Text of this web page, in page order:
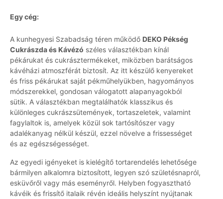
Egy cég:
A kunhegyesi Szabadság téren működő DEKO Pékség
Cukrászda és Kávézó széles választékban kínál
pékárukat és cukrásztermékeket, miközben barátságos
kávéházi atmoszférát biztosít. Az itt készülő kenyereket
és friss pékárukat saját pékműhelyükben, hagyományos
módszerekkel, gondosan válogatott alapanyagokból
sütik. A választékban megtalálhatók klasszikus és
különleges cukrászsütemények, tortaszeletek, valamint
fagylaltok is, amelyek közül sok tartósítószer vagy
adalékanyag nélkül készül, ezzel növelve a frissességet
és az egészségességet.
Az egyedi igényeket is kielégítő tortarendelés lehetősége
bármilyen alkalomra biztosított, legyen szó születésnapról,
esküvőről vagy más eseményről. Helyben fogyasztható
kávéik és frissítő italaik révén ideális helyszínt nyújtanak